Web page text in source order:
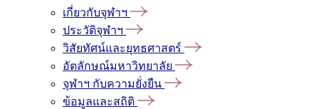
เกี่ยวกับจุฬาฯ
ประวัติจุฬาฯ
วิสัยทัศน์และยุทธศาสตร์
อัตลักษณ์มหาวิทยาลัย
จุฬาฯ กับความยั่งยืน
ข้อมูลและสถิติ